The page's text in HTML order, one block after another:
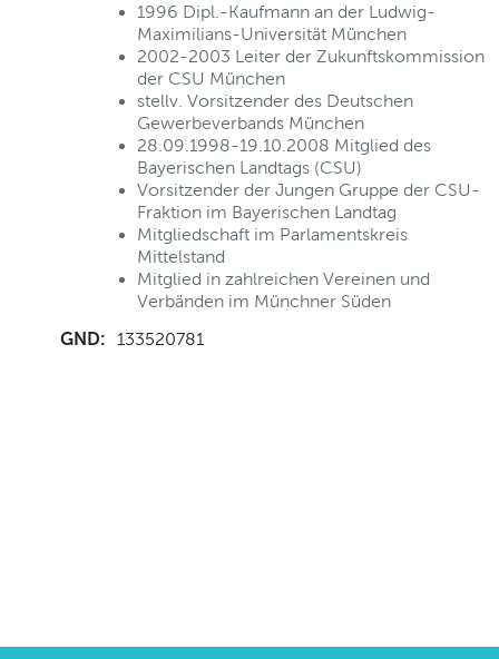
1996 Dipl.-Kaufmann an der Ludwig-
Maximilians-Universität München
2002-2003 Leiter der Zukunftskommission
der CSU München
stellv. Vorsitzender des Deutschen
Gewerbeverbands München
28.09.1998-19.10.2008 Mitglied des
Bayerischen Landtags (CSU)
Vorsitzender der Jungen Gruppe der CSU-
Fraktion im Bayerischen Landtag
Mitgliedschaft im Parlamentskreis
Mittelstand
Mitglied in zahlreichen Vereinen und
Verbänden im Münchner Süden
GND: 133520781